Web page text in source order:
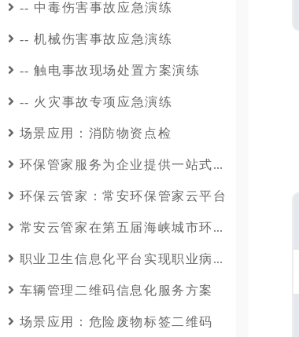
-- 中毒伤害事故应急演练
-- 机械伤害事故应急演练
-- 触电事故现场处置方案演练
-- 火灾事故专项应急演练
场景应用：消防物资点检
环保管家服务为企业提供一站式环保托管服务
环保云管家：常安环保管家云平台
常安云管家在第五届海峡城市环境论坛实现科技成果转化
职业卫生信息化平台实现职业病防治工作标准化和数字化管理
车辆管理二维码信息化服务方案
场景应用：危险废物标签二维码